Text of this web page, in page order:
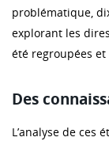
problématique,
explorant les
été regroupées et
Des
L’analyse de ces